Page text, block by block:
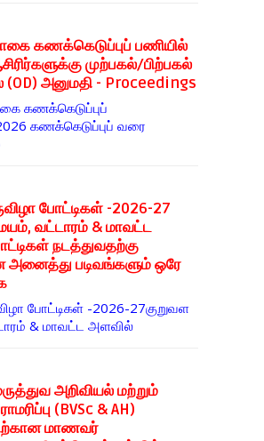
கணக்கெடுப்புப் பணியில்
முற்பகல்/பிற்பகல்
(OD) அனுமதி - Proceedings
கணக்கெடுப்புப்
கணக்கெடுப்புப் வரை
போட்டிகள் -2026-27
வட்டாரம் & மாவட்ட
நடத்துவதற்கு
படிவங்களும் ஒரே
போட்டிகள் -2026-27குறுவள
& மாவட்ட அளவில்
அறிவியல் மற்றும்
(BVSc & AH)
மாணவர்